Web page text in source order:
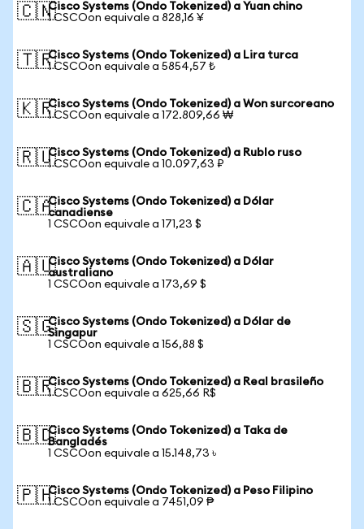
🇨🇳Cisco Systems (Ondo Tokenized) a Yuan chino
1 CSCOon equivale a 828,16 ¥
🇹🇷Cisco Systems (Ondo Tokenized) a Lira turca
1 CSCOon equivale a 5854,57 ₺
🇰🇷Cisco Systems (Ondo Tokenized) a Won surcoreano
1 CSCOon equivale a 172.809,66 ₩
🇷🇺Cisco Systems (Ondo Tokenized) a Rublo ruso
1 CSCOon equivale a 10.097,63 ₽
🇨🇦Cisco Systems (Ondo Tokenized) a Dólar
canadiense
1 CSCOon equivale a 171,23 $
🇦🇺Cisco Systems (Ondo Tokenized) a Dólar
australiano
1 CSCOon equivale a 173,69 $
🇸🇬Cisco Systems (Ondo Tokenized) a Dólar de
Singapur
1 CSCOon equivale a 156,88 $
🇧🇷Cisco Systems (Ondo Tokenized) a Real brasileño
1 CSCOon equivale a 625,66 R$
🇧🇩Cisco Systems (Ondo Tokenized) a Taka de
Bangladés
1 CSCOon equivale a 15.148,73 ৳
🇵🇭Cisco Systems (Ondo Tokenized) a Peso Filipino
1 CSCOon equivale a 7451,09 ₱